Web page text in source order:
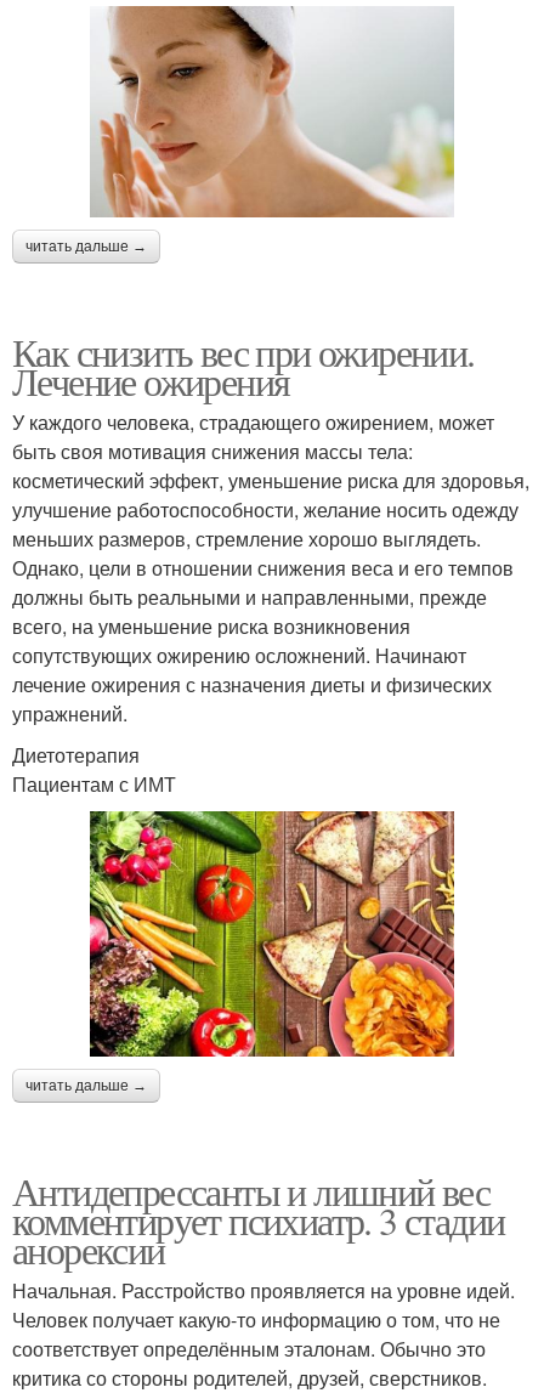
читать дальше →
Как снизить вес при ожирении.
Лечение ожирения
У каждого человека, страдающего ожирением, может
быть своя мотивация снижения массы тела:
косметический эффект, уменьшение риска для здоровья,
улучшение работоспособности, желание носить одежду
меньших размеров, стремление хорошо выглядеть.
Однако, цели в отношении снижения веса и его темпов
должны быть реальными и направленными, прежде
всего, на уменьшение риска возникновения
сопутствующих ожирению осложнений. Начинают
лечение ожирения с назначения диеты и физических
упражнений.
Диетотерапия
Пациентам с ИМТ
читать дальше →
Антидепрессанты и лишний вес
комментирует психиатр. 3 стадии
анорексии
Начальная. Расстройство проявляется на уровне идей.
Человек получает какую-то информацию о том, что не
соответствует определённым эталонам. Обычно это
критика со стороны родителей, друзей, сверстников.